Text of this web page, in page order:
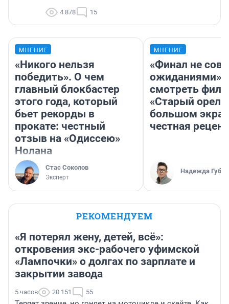
4 878 15
МНЕНИЕ
«Никого нельзя
победить». О чем
главный блокбастер
этого года, который
бьет рекорды в
прокате: честный
отзыв на «Одиссею»
Нолана
Стас Соколов
Эксперт
МНЕНИЕ
«Финал не
ожиданиями»:
смотреть
«Старый орел»
большом
честная
Надежда
РЕКОМЕНДУЕМ
«Я потерял жену, детей, всё»:
откровения экс-рабочего уфимской
«Лампочки» о долгах по зарплате и
закрытии завода
5 часов 20 151 55